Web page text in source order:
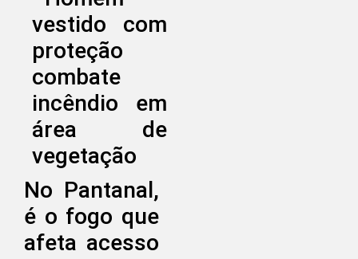
No Pantanal,
é o fogo que
afeta acesso